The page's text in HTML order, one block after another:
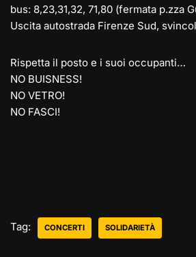
bus: 8,23,31,32, 71,80 (fermata p.zza
Uscita autostrada Firenze Sud,
Rispetta il posto e i suoi occupanti…
NO BUISNESS!
NO VETRO!
NO FASCI!
Tag: CONCERTI SOLIDARIETÀ